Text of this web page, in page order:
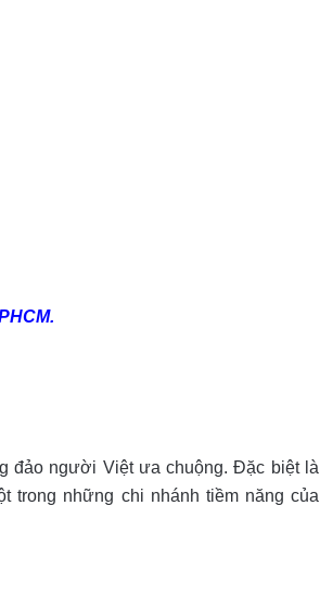
đảo người Việt ưa chuộng. Đặc biệt là
trong những chi nhánh tiềm năng của